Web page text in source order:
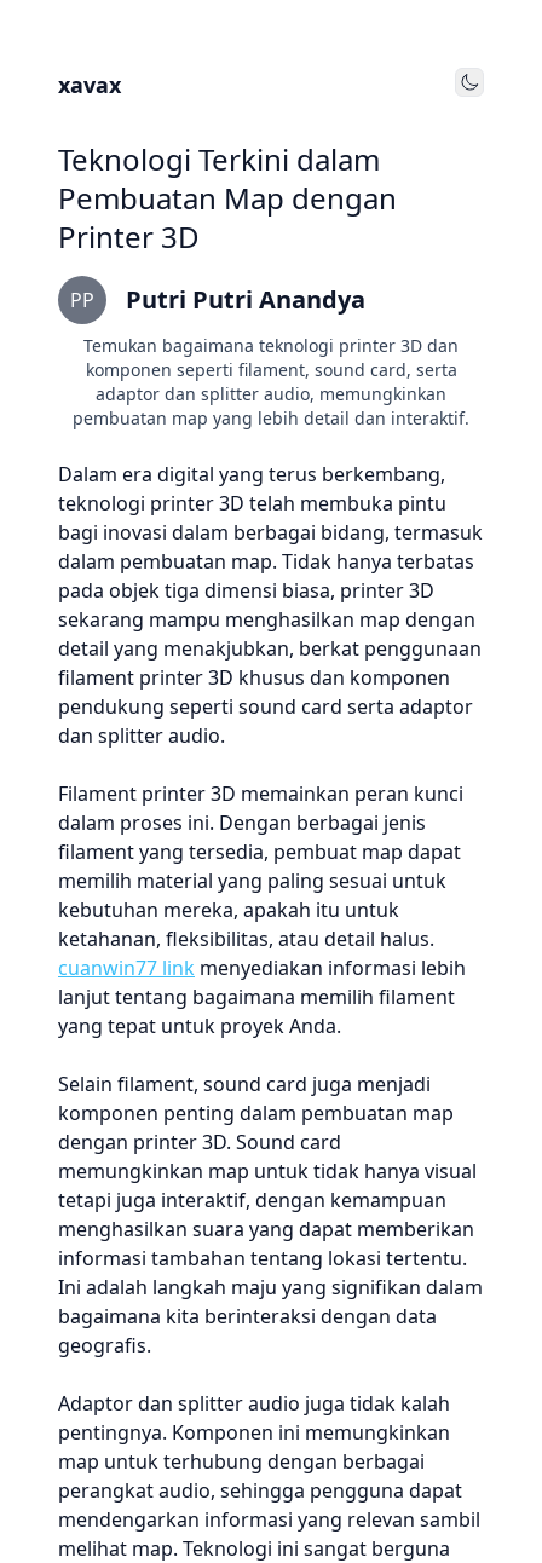
xavax Toggle
Teknologi Terkini dalam
Pembuatan Map dengan
Printer 3D
PP Putri Putri Anandya
Temukan bagaimana teknologi printer 3D dan
komponen seperti filament, sound card, serta
adaptor dan splitter audio, memungkinkan
pembuatan map yang lebih detail dan interaktif.
Dalam era digital yang terus berkembang,
teknologi printer 3D telah membuka pintu
bagi inovasi dalam berbagai bidang, termasuk
dalam pembuatan map. Tidak hanya terbatas
pada objek tiga dimensi biasa, printer 3D
sekarang mampu menghasilkan map dengan
detail yang menakjubkan, berkat penggunaan
filament printer 3D khusus dan komponen
pendukung seperti sound card serta adaptor
dan splitter audio.
Filament printer 3D memainkan peran kunci
dalam proses ini. Dengan berbagai jenis
filament yang tersedia, pembuat map dapat
memilih material yang paling sesuai untuk
kebutuhan mereka, apakah itu untuk
ketahanan, fleksibilitas, atau detail halus.
cuanwin77 link menyediakan informasi lebih
lanjut tentang bagaimana memilih filament
yang tepat untuk proyek Anda.
Selain filament, sound card juga menjadi
komponen penting dalam pembuatan map
dengan printer 3D. Sound card
memungkinkan map untuk tidak hanya visual
tetapi juga interaktif, dengan kemampuan
menghasilkan suara yang dapat memberikan
informasi tambahan tentang lokasi tertentu.
Ini adalah langkah maju yang signifikan dalam
bagaimana kita berinteraksi dengan data
geografis.
Adaptor dan splitter audio juga tidak kalah
pentingnya. Komponen ini memungkinkan
map untuk terhubung dengan berbagai
perangkat audio, sehingga pengguna dapat
mendengarkan informasi yang relevan sambil
melihat map. Teknologi ini sangat berguna